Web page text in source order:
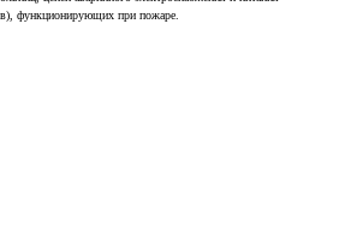
функционирующих при пожаре.